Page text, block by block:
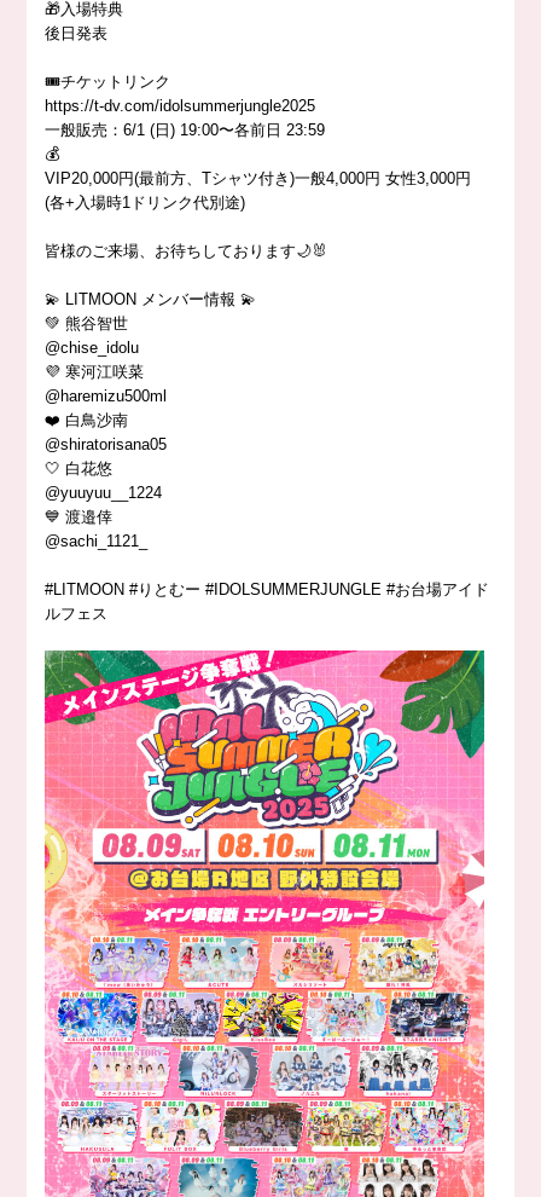
🎁入場特典
後日発表
🎟️チケットリンク
https://t-dv.com/idolsummerjungle2025
一般販売：6/1 (日) 19:00〜各前日 23:59
💰
VIP20,000円(最前方、Tシャツ付き)一般4,000円 女性3,000円
(各+入場時1ドリンク代別途)
皆様のご来場、お待ちしております🌙🐰
💫 LITMOON メンバー情報 💫
💚 熊谷智世
@chise_idolu
💜 寒河江咲菜
@haremizu500ml
❤️ 白鳥沙南
@shiratorisana05
🤍 白花悠
@yuuyuu__1224
💙 渡邉倖
@sachi_1121_
#LITMOON #りとむー #IDOLSUMMERJUNGLE #お台場アイド
ルフェス